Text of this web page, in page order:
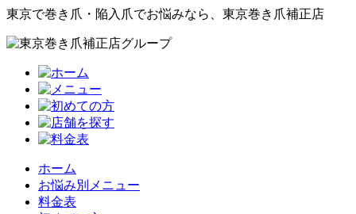
東京で巻き爪・陥入爪でお悩みなら、東京巻き爪補正店
ホーム
お悩み別メニュー
料金表